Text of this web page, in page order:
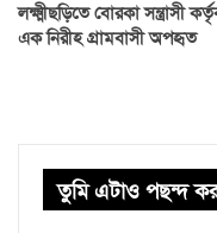
লক্ষ্মীছড়িতে বোরকা সন্ত্রাসী
এক নিরীহ গ্রামবাসী অপহৃত
তুমি এটাও পছন্দ